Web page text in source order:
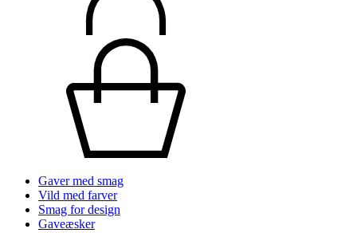
Gaver med smag
Vild med farver
Smag for design
Gaveæsker